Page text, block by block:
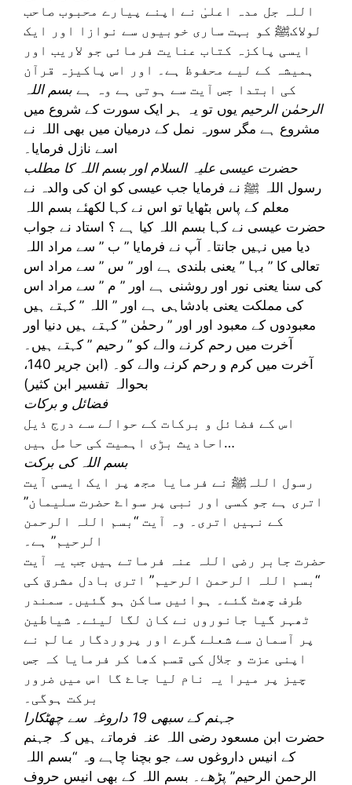
اللہ جل مدہ اعلیٰ نے اپنے پیارے محبوب صاحب
لولاکﷺ کو بہت ساری خوبیوں سے نوازا اور ایک
ایسی پاکزہ کتاب عنایت فرمائی جو لاریب اور
ہمیشہ کے لیے محفوظ ہے۔ اور اس پاکیزہ قرآن
کی ابتدا جس آیت سے ہوتی ہے وہ ہے بسم اللہ
الرحمٰن الرحیم یوں تو یہ ہر ایک سورت کے شروع میں
مشروع ہے مگر سورہ نمل کے درمیان میں بھی اللہ نے
اسے نازل فرمایا۔
حضرت عیسی علیہ السلام اور بسم اللہ کا مطلب
رسول اللہ ﷺ نے فرمایا جب عیسی کو ان کی والدہ نے
معلم کے پاس بٹھایا تو اس نے کہا لکھئے بسم اللہ
حضرت عیسی نے کہا بسم اللہ کیا ہے ؟ استاد نے جواب
دیا میں نہیں جانتا۔ آپ نے فرمایا ” ب ” سے مراد اللہ
تعالی کا ” بہا ” یعنی بلندی ہے اور ” س ” سے مراد اس
کی سنا یعنی نور اور روشنی ہے اور ” م ” سے مراد اس
کی مملکت یعنی بادشاہی ہے اور ” اللہ ” کہتے ہیں
معبودوں کے معبود اور اور ” رحمٰن ” کہتے ہیں دنیا اور
آخرت میں رحم کرنے والے کو ” رحیم ” کہتے ہیں۔
آخرت میں کرم و رحم کرنے والے کو۔ (ابن جریر 140،
بحوالہ تفسیر ابن کثیر)
فضائل و برکات
اس کے فضائل و برکات کے حوالے سے درج ذیل
احادیث بڑی اہمیت کی حامل ہیں…
بسم اللہ کی برکت
رسول اللہﷺ نے فرمایا مجھ پر ایک ایسی آیت
اتری ہے جو کسی اور نبی پر سواۓ حضرت سلیمان”
کے نہیں اتری۔ وہ آیت “بسم اللہ الرحمن
الرحیم” ہے۔
حضرت جابر رضی اللہ عنہ فرماتے ہیں جب یہ آیت
“بسم اللہ الرحمن الرحيم” اتری بادل مشرق کی
طرف چھٹ گئے۔ ہوائیں ساکن ہو گئیں۔ سمندر
ٹھہر گیا جانوروں نے کان لگا لیئے۔ شیاطین
پر آسمان سے شعلے گرے اور پروردگار عالم نے
اپنی عزت و جلال کی قسم کھا کر فرمایا کہ جس
چیز پر میرا یہ نام لیا جاۓ گا اس میں ضرور
برکت ہوگی۔
جہنم کے سبھی 19 داروغہ سے چھٹکارا
حضرت ابن مسعود رضی اللہ عنہ فرماتے ہیں کہ جہنم
کے انیس داروغوں سے جو بچنا چاہے وہ “بسم اللہ
الرحمن الرحیم” پڑھے۔ بسم اللہ کے بھی انیس حروف